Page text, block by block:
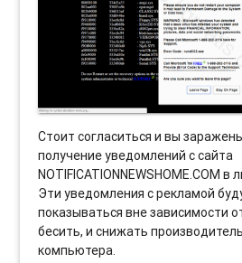
Стоит согласиться и вы
получение уведомлений с сайта
NOTIFICATIONNEWSHOME.COM в
Эти уведомления с рекламой
показываться вне зависимости
бесить, и снижать
компьютера.